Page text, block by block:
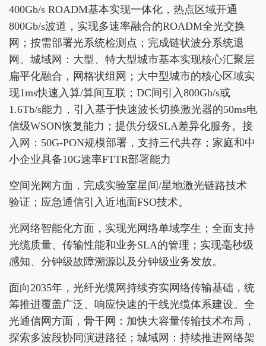
400Gb/s ROADM基本实现一体化，热点区域开通
800Gb/s波道，实现多速率融合的ROADM全光交换
网；按需部署光系统检测点；完成链状波分系统退
网。城域网：大型、特大型城市基本实现核心汇聚层
扁平化融合，网格状组网；大中型城市的核心区域实
现1ms快速入算/算间互联；DC间引入800Gb/s或
1.6Tb/s能力，引入基于快速波长切换激光器的50ms电
信级WSON恢复能力；提供分级SLA差异化服务。接
入网：50G-PON规模部署，支持三代共存；家庭和中
小企业具备10G速率FTTR部署能力
空间光网方面，完成实验室星间/星地激光链路技术
验证；应急通信引入近地面FSO技术。
光网络智能化方面，实现光网络单域孪生；全面支持
光缆质量、传输性能和业务SLA的管理；实现毫秒级
感知、分钟级故障溯源以及分钟级业务发放。
面向2035年，光纤光缆网持续夯实网络传输基础，统
筹推进覆盖广泛、响应快速的干线光缆体系建设。全
光通信网方面，骨干网：加快大容量传输技术布局，
探索多波段协同演进路径；城域网：持续推进网络架